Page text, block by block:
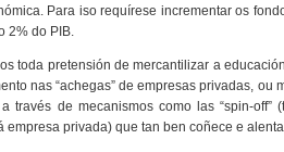
Para iso requírese incrementar os
2% do PIB.
toda pretensión de mercantilizar a
nas “achegas” de empresas privadas,
través de mecanismos como las “spin-off”
empresa privada) que tan ben coñece e